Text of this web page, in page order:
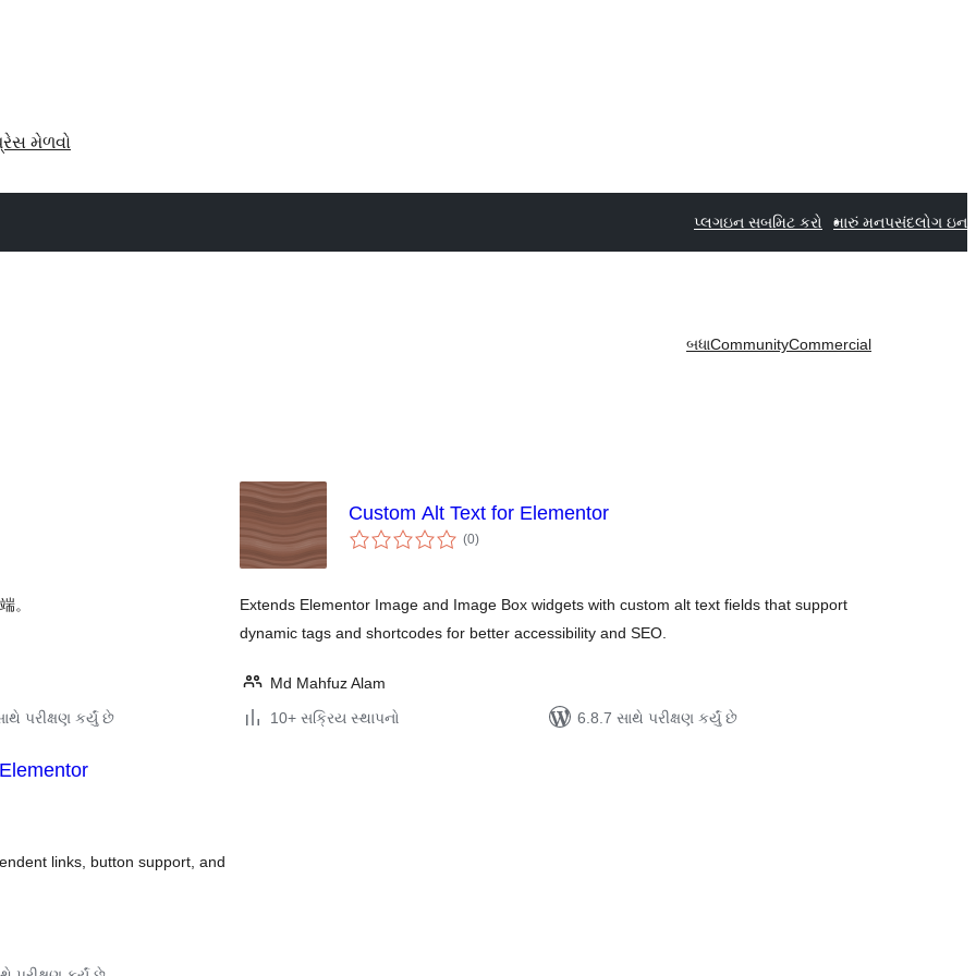
મેળવો
પ્લગઇન સબમિટ કરો મારું મનપસંદલોગ ઇન
બધાCommunityCommercial
。
પરીક્ષણ કર્યું છે
Custom Alt Text for Elementor
(0કુલ
રેટિંગ્સ
)
Extends Elementor Image and Image Box widgets with custom alt text fields that support
dynamic tags and shortcodes for better accessibility and SEO.
Md Mahfuz Alam
10+ સક્રિય સ્થાપનો
6.8.7 સાથે પરીક્ષણ કર્યું છે
links, button support, and